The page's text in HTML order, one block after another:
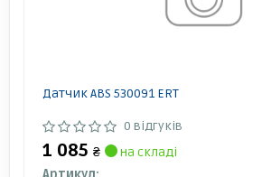
Датчик ABS 530091 ERT
0 відгуків
1 085 ₴
на складі